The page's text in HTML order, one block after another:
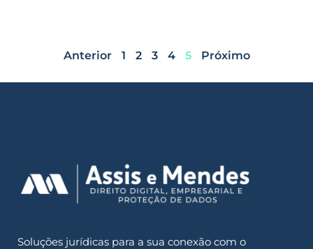
Anterior 1 2 3 4 5 Próximo
Soluções jurídicas para a sua conexão com o